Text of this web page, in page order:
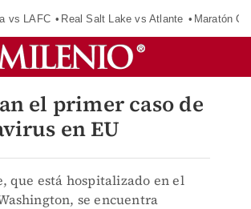
vs LAFC Real Salt Lake vs Atlante Maratón
el primer caso de
en EU
que está hospitalizado en el
se encuentra